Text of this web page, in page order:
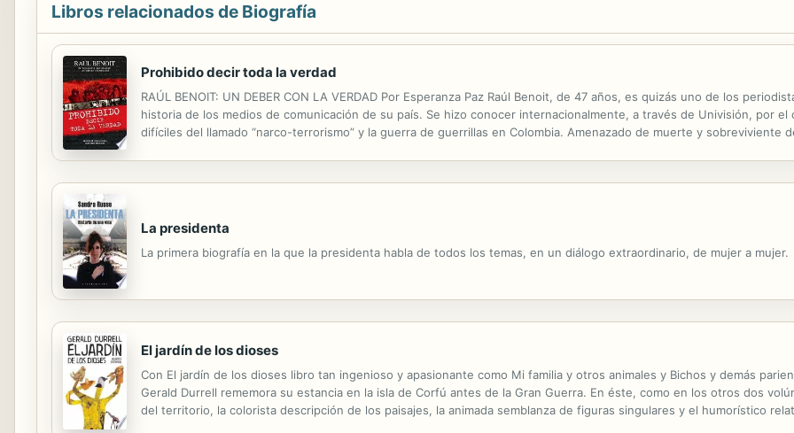
Libros relacionados de Biografía
Prohibido decir toda la verdad
RAÚL BENOIT: UN DEBER CON LA VERDAD Por Esperanza Paz Raúl Benoit, de 47 años, es quizás uno de los
historia de los medios de comunicación de su país. Se hizo conocer internacionalmente, a través de Univisión, por
difíciles del llamado “narco-terrorismo” y la guerra de guerrillas en Colombia. Amenazado de muerte y sobreviviente
La presidenta
La primera biografía en la que la presidenta habla de todos los temas, en un diálogo extraordinario, de mujer a mujer.
El jardín de los dioses
Con El jardín de los dioses libro tan ingenioso y apasionante como Mi familia y otros animales y Bichos y demás
Gerald Durrell rememora su estancia en la isla de Corfú antes de la Gran Guerra. En éste, como en los otros dos
del territorio, la colorista descripción de los paisajes, la animada semblanza de figuras singulares y el humorístico